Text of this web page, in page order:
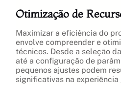
Otimização de
Maximizar a eficiência do
envolve compreender e
técnicos. Desde a seleção
até a configuração de
pequenos ajustes podem
significativas na experiência